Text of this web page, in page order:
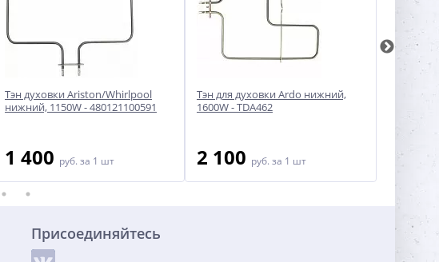
Тэн духовки Ariston/Whirlpool
нижний, 1150W - 480121100591
1 400 руб. за 1 шт
Тэн для духовки Ardo нижний,
1600W - TDA462
2 100 руб. за 1 шт
Верхний
1
Присоединяйтесь